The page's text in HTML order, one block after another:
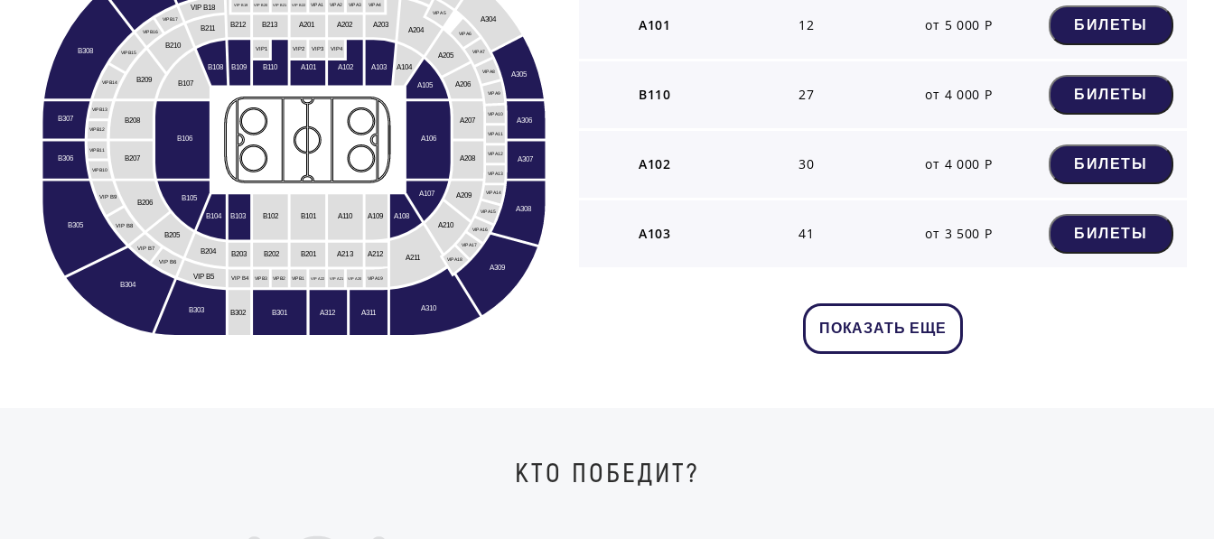
A103
A104
A105
A106
A107
A108
A109
B103
B104
B105
B106
B107
B108 B109
A203
A204
A205
A206
A207
A208
A209
A210
A211
A212
B203
B204
B205
B206
B207
B208
B209
B210
B211 B212
A304
A305
A306
A307
A308
A309
A310
A311
B302
B303
B304
B305
B306
B307
B308
VIP A1
VIP A5
VIP A6
VIP A7
VIP A8
VIP A9
VIP A10
VIP A13
VIP A14
VIP A15
VIP A16
VIP A17
VIP A18
VIP A19
VIP B4
VIP B5
VIP B6
VIP B7
VIP B8
VIP B9
VIP B10
VIP B11
VIP B12
VIP B13
VIP B14
VIP B15
VIP B16
VIP B17
VIP B18
B301 A312
VIP B19 VIP B20 VIP B21 VIP B22 VIP A2 VIP A3 VIP A4
VIP B3 VIP B2 VIP B1 VIP A22 VIP A21 VIP A20
VIP A11
VIP A12
B201
B202 A213
B213 A201 A202
B102 B101 A110
A102
A101
B110
VIP1 VIP2 VIP3 VIP4
A101 12 от 5 000 Р БИЛЕТЫ
B110 27 от 4 000 Р БИЛЕТЫ
A102 30 от 4 000 Р БИЛЕТЫ
A103 41 от 3 500 Р БИЛЕТЫ
ПОКАЗАТЬ ЕЩЕ
КТО ПОБЕДИТ?